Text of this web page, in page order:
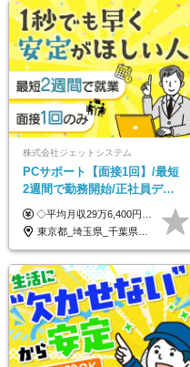
株式会社ジェットシステム
PCサポート【面接1回】/最短
2週間で勤務開始/正社員デビ
ュー歓迎/未経験9割以上/社員
寮・住宅手当あり
◇平均月収29万6,400円(各種手当含む) ◇住宅手当⇒最大家賃の半額支給 ◇賞与年2回支給 ■月給22万5,000円以上＋地域手当＋時間外手当＋住宅手当＋家族手当 ※経験やスキルに応じて給与を決定します ※試用期間2ヶ月あり（期間内は時給1,060円以上となります） └地域により上がる可能性があり／例：東京都時給1,370円 └その他待遇に差異なし ＜モデル月収例＞ 1年目：296,400円 3年目：320,000円 【固定残業代について】 なし（残業代は、実際の労働時間に応じて別途全額支給）
東京都_埼玉県_千葉県_愛知県_北海道_群馬県_長野県_富山県_石川県_静岡県_香川県_高知県_熊本県_長崎県_沖縄県